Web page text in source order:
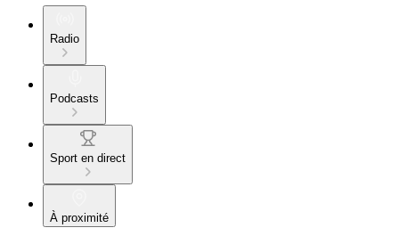
Radio
Podcasts
Sport en direct
À proximité